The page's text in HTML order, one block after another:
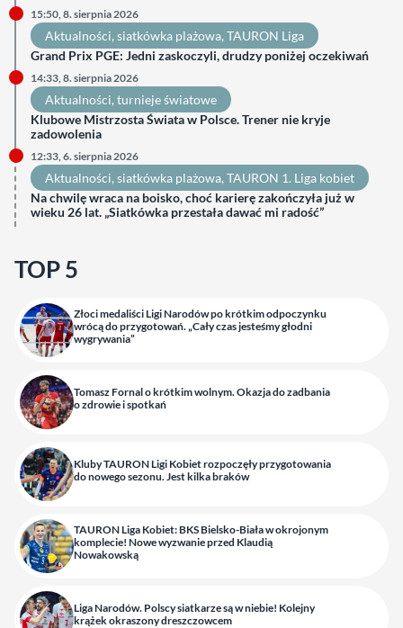
15:50, 8. sierpnia 2026
Aktualności, siatkówka plażowa, TAURON Liga
Grand Prix PGE: Jedni zaskoczyli, drudzy poniżej oczekiwań
14:33, 8. sierpnia 2026
Aktualności, turnieje światowe
Klubowe Mistrzosta Świata w Polsce. Trener nie kryje
zadowolenia
12:33, 6. sierpnia 2026
Aktualności, siatkówka plażowa, TAURON 1. Liga kobiet
Na chwilę wraca na boisko, choć karierę zakończyła już w
wieku 26 lat. „Siatkówka przestała dawać mi radość”
TOP 5
Złoci medaliści Ligi Narodów po krótkim odpoczynku
wrócą do przygotowań. „Cały czas jesteśmy głodni
wygrywania”
Tomasz Fornal o krótkim wolnym. Okazja do zadbania
o zdrowie i spotkań
Kluby TAURON Ligi Kobiet rozpoczęły przygotowania
do nowego sezonu. Jest kilka braków
TAURON Liga Kobiet: BKS Bielsko-Biała w okrojonym
komplecie! Nowe wyzwanie przed Klaudią
Nowakowską
Liga Narodów. Polscy siatkarze są w niebie! Kolejny
krążek okraszony dreszczowcem